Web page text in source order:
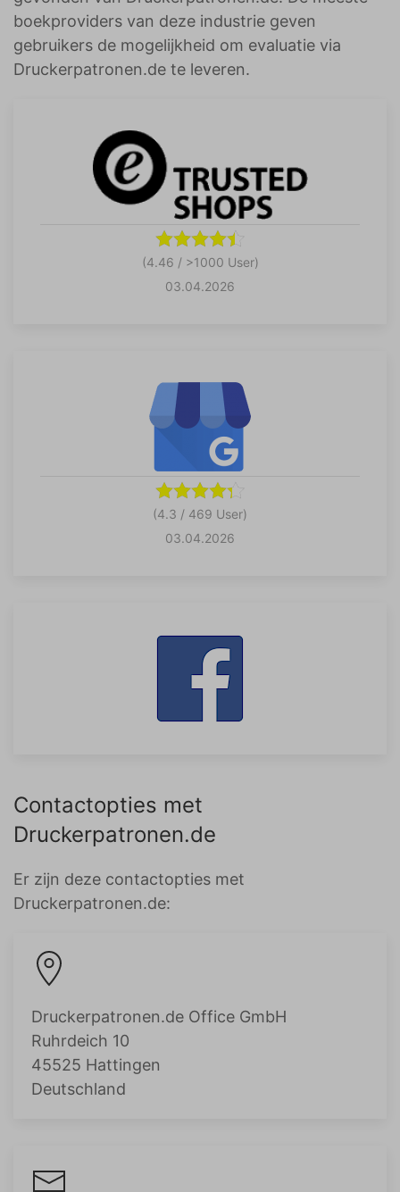
boekproviders van deze industrie geven
gebruikers de mogelijkheid om evaluatie via
Druckerpatronen.de te leveren.
(4.46 / >1000 User)
03.04.2026
(4.3 / 469 User)
03.04.2026
Contactopties met
Druckerpatronen.de
Er zijn deze contactopties met
Druckerpatronen.de:
Druckerpatronen.de Office GmbH
Ruhrdeich 10
45525 Hattingen
Deutschland